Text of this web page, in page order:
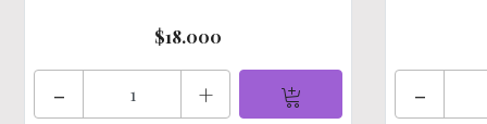
$18.000
- + -